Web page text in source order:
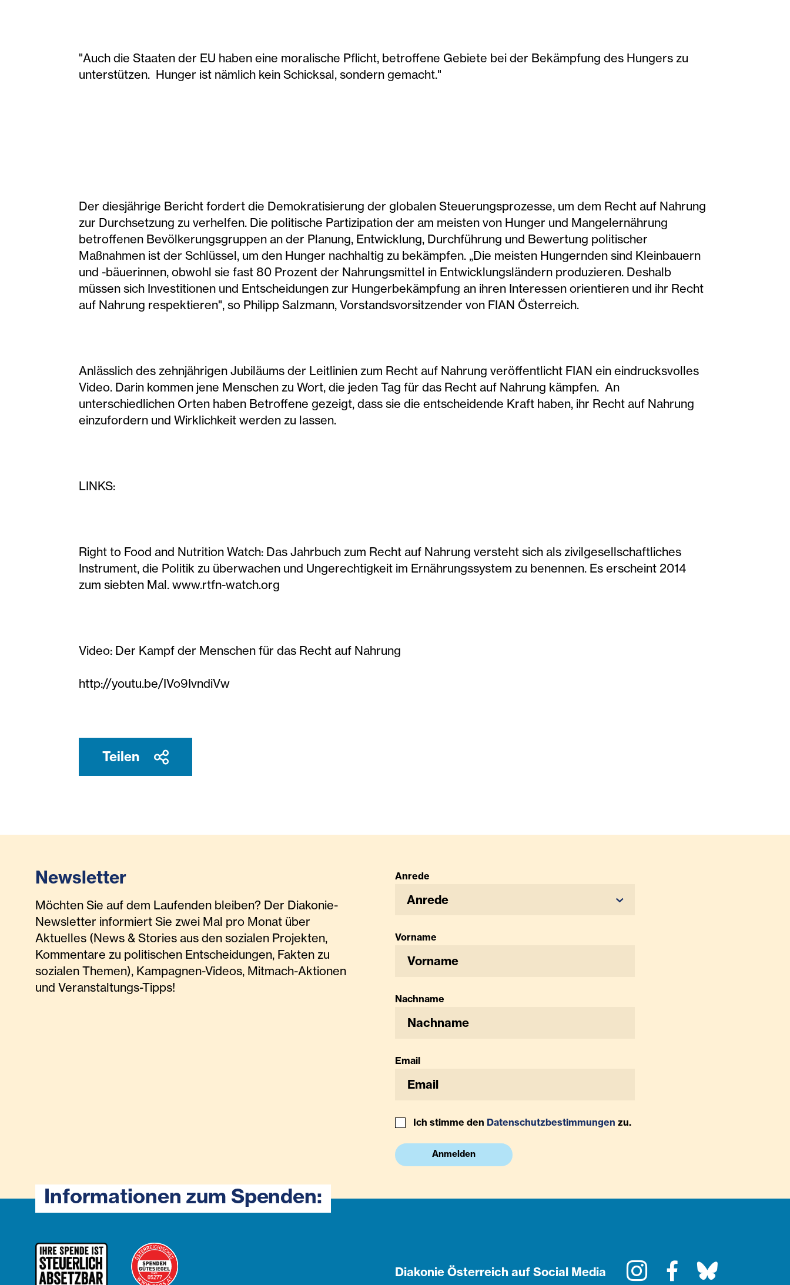
"Auch die Staaten der EU haben eine moralische Pflicht, betroffene Gebiete bei der Bekämpfung des Hungers zu
unterstützen. Hunger ist nämlich kein Schicksal, sondern gemacht."
Der diesjährige Bericht fordert die Demokratisierung der globalen Steuerungsprozesse, um dem Recht auf Nahrung
zur Durchsetzung zu verhelfen. Die politische Partizipation der am meisten von Hunger und Mangelernährung
betroffenen Bevölkerungsgruppen an der Planung, Entwicklung, Durchführung und Bewertung politischer
Maßnahmen ist der Schlüssel, um den Hunger nachhaltig zu bekämpfen. „Die meisten Hungernden sind Kleinbauern
und -bäuerinnen, obwohl sie fast 80 Prozent der Nahrungsmittel in Entwicklungsländern produzieren. Deshalb
müssen sich Investitionen und Entscheidungen zur Hungerbekämpfung an ihren Interessen orientieren und ihr Recht
auf Nahrung respektieren", so Philipp Salzmann, Vorstandsvorsitzender von FIAN Österreich.
Anlässlich des zehnjährigen Jubiläums der Leitlinien zum Recht auf Nahrung veröffentlicht FIAN ein eindrucksvolles
Video. Darin kommen jene Menschen zu Wort, die jeden Tag für das Recht auf Nahrung kämpfen. An
unterschiedlichen Orten haben Betroffene gezeigt, dass sie die entscheidende Kraft haben, ihr Recht auf Nahrung
einzufordern und Wirklichkeit werden zu lassen.
LINKS:
Right to Food and Nutrition Watch: Das Jahrbuch zum Recht auf Nahrung versteht sich als zivilgesellschaftliches
Instrument, die Politik zu überwachen und Ungerechtigkeit im Ernährungssystem zu benennen. Es erscheint 2014
zum siebten Mal. www.rtfn-watch.org
Video: Der Kampf der Menschen für das Recht auf Nahrung
http://youtu.be/IVo9IvndiVw
Teilen
Newsletter
Möchten Sie auf dem Laufenden bleiben? Der Diakonie-
Newsletter informiert Sie zwei Mal pro Monat über
Aktuelles (News & Stories aus den sozialen Projekten,
Kommentare zu politischen Entscheidungen, Fakten zu
sozialen Themen), Kampagnen-Videos, Mitmach-Aktionen
und Veranstaltungs-Tipps!
Anrede
Anrede
Vorname
Nachname
Email
Ich stimme den Datenschutzbestimmungen zu.
Anmelden
Informationen zum Spenden:
Diakonie Österreich auf Social Media InstagramFacebook